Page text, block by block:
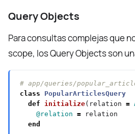
Query Objects
Para consultas complejas que
scope, los Query Objects son
# app/queries/
class
PopularArticlesQuery
def
initialize(relation =
@relation =
end